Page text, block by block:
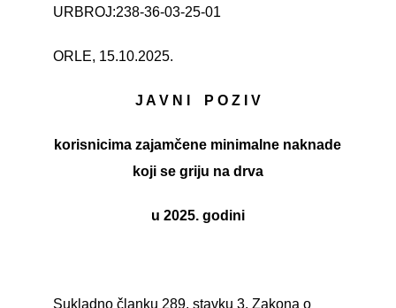
URBROJ:238-36-03-25-01
ORLE, 15.10.2025.
J A V N I P O Z I V
korisnicima zajamčene minimalne naknade
koji se griju na drva
u 2025. godini
Sukladno članku 289. stavku 3. Zakona o